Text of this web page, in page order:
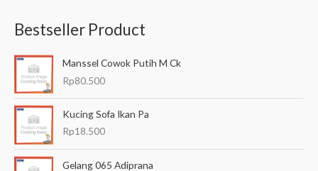
c
a
u
n
Bestseller Product
Manssel Cowok Putih M Ck
Rp80.500
Kucing Sofa Ikan Pa
Rp18.500
Gelang 065 Adiprana